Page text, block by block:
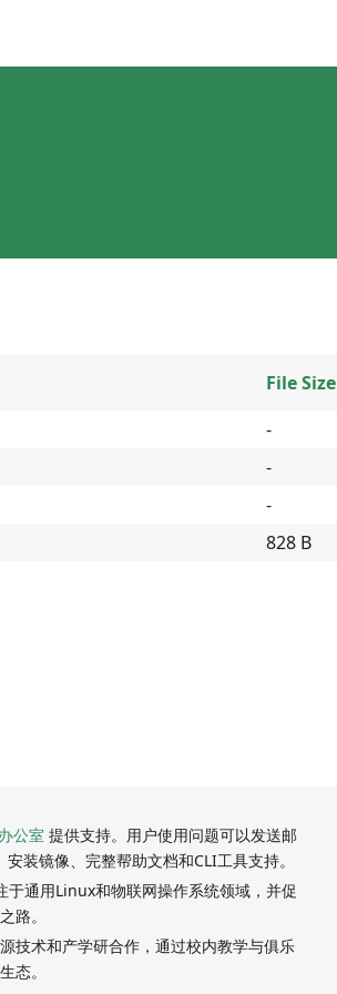
File Size
-
-
-
828 B
公室 提供支持。用户使用问题可以发送邮
装镜像、完整帮助文档和CLI工具支持。
通用Linux和物联网操作系统领域，并促
路。
术和产学研合作，通过校内教学与俱乐
态。